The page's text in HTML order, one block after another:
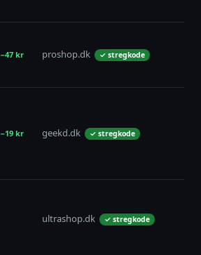
−47 kr proshop.dk ✓ stregkode
−19 kr geekd.dk ✓ stregkode
ultrashop.dk ✓ stregkode